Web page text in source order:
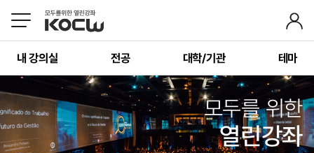
내 강의실 전공 대학/기관 테마
모두를 위한
열린강좌